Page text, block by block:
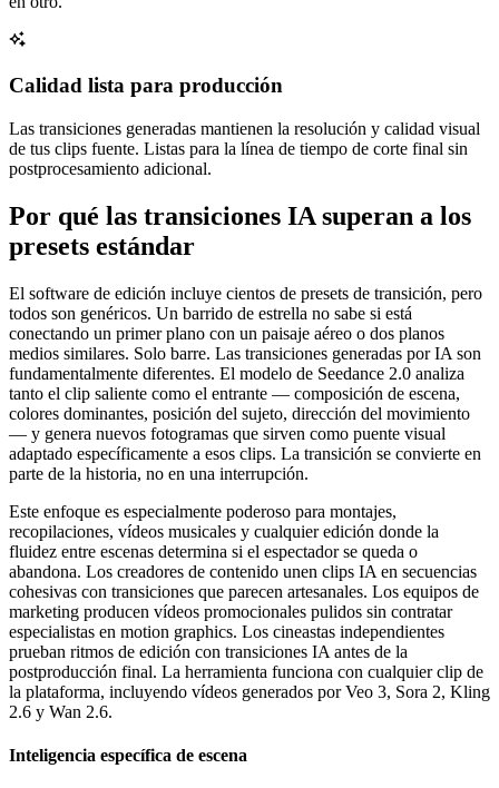
Calidad lista para producción
Las transiciones generadas mantienen la resolución y calidad visual
de tus clips fuente. Listas para la línea de tiempo de corte final sin
postprocesamiento adicional.
Por qué las transiciones IA superan a los
presets estándar
El software de edición incluye cientos de presets de transición, pero
todos son genéricos. Un barrido de estrella no sabe si está
conectando un primer plano con un paisaje aéreo o dos planos
medios similares. Solo barre. Las transiciones generadas por IA son
fundamentalmente diferentes. El modelo de Seedance 2.0 analiza
tanto el clip saliente como el entrante — composición de escena,
colores dominantes, posición del sujeto, dirección del movimiento
— y genera nuevos fotogramas que sirven como puente visual
adaptado específicamente a esos clips. La transición se convierte en
parte de la historia, no en una interrupción.
Este enfoque es especialmente poderoso para montajes,
recopilaciones, vídeos musicales y cualquier edición donde la
fluidez entre escenas determina si el espectador se queda o
abandona. Los creadores de contenido unen clips IA en secuencias
cohesivas con transiciones que parecen artesanales. Los equipos de
marketing producen vídeos promocionales pulidos sin contratar
especialistas en motion graphics. Los cineastas independientes
prueban ritmos de edición con transiciones IA antes de la
postproducción final. La herramienta funciona con cualquier clip de
la plataforma, incluyendo vídeos generados por Veo 3, Sora 2, Kling
2.6 y Wan 2.6.
Inteligencia específica de escena